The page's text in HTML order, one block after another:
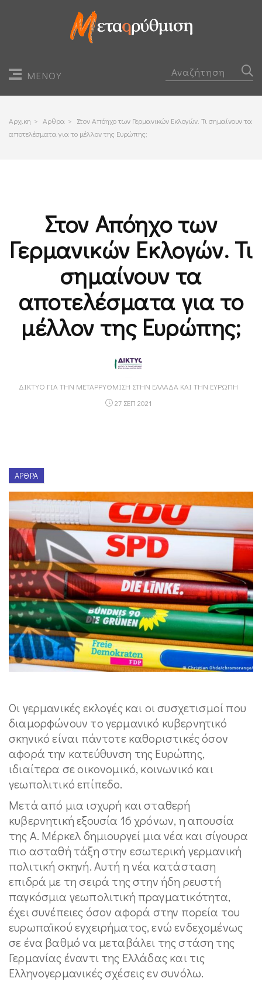
ΜΕΝΟΥ
Αρχικη > Αρθρα > Στον Απόηχο των Γερμανικών Εκλογών. Τι σημαίνουν τα
αποτελέσματα για το μέλλον της Ευρώπης;
Στον Απόηχο των
Γερμανικών Εκλογών. Τι
σημαίνουν τα
αποτελέσματα για το
μέλλον της Ευρώπης;
ΔΊΚΤΥΟ ΓΙΑ ΤΗΝ ΜΕΤΑΡΡΎΘΜΙΣΗ ΣΤΗΝ ΕΛΛΆΔΑ ΚΑΙ ΤΗΝ ΕΥΡΏΠΗ
27 ΣΕΠ 2021
ΆΡΘΡΑ
Οι γερμανικές εκλογές και οι συσχετισμοί που
διαμορφώνουν το γερμανικό κυβερνητικό
σκηνικό είναι πάντοτε καθοριστικές όσον
αφορά την κατεύθυνση της Ευρώπης,
ιδιαίτερα σε οικονομικό, κοινωνικό και
γεωπολιτικό επίπεδο.
Μετά από μια ισχυρή και σταθερή
κυβερνητική εξουσία 16 χρόνων, η απουσία
της Α. Μέρκελ δημιουργεί μια νέα και σίγουρα
πιο ασταθή τάξη στην εσωτερική γερμανική
πολιτική σκηνή. Αυτή η νέα κατάσταση
επιδρά με τη σειρά της στην ήδη ρευστή
παγκόσμια γεωπολιτική πραγματικότητα,
έχει συνέπειες όσον αφορά στην πορεία του
ευρωπαϊκού εγχειρήματος, ενώ ενδεχομένως
σε ένα βαθμό να μεταβάλει της στάση της
Γερμανίας έναντι της Ελλάδας και τις
Eλληνογερμανικές σχέσεις εν συνόλω.